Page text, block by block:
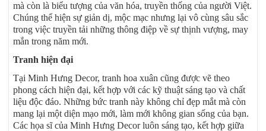
mà còn là biểu tượng của văn hóa, truyền thống của người Việt.
Chúng thể hiện sự giản dị, mộc mạc nhưng lại vô cùng sâu sắc
trong việc truyền tải những thông điệp về sự thịnh vượng, may
mắn trong năm mới.
Tranh hiện đại
Tại Minh Hưng Decor, tranh hoa xuân cũng được vẽ theo
phong cách hiện đại, kết hợp với các kỹ thuật sáng tạo và chất
liệu độc đáo. Những bức tranh này không chỉ đẹp mắt mà còn
mang lại một diện mạo mới, làm mới không gian sống của bạn.
Các họa sĩ của Minh Hưng Decor luôn sáng tạo, kết hợp giữa